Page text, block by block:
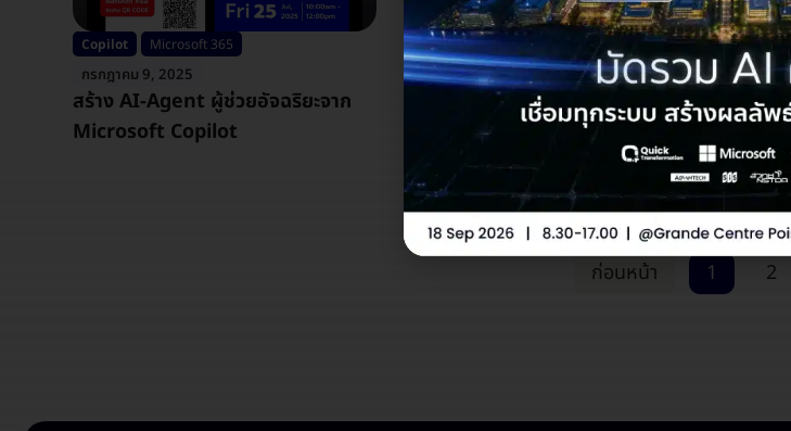
Copilot Microsoft 365
กรกฎาคม 9, 2025
สร้าง AI-Agent ผู้ช่วยอัจฉริยะจาก
Microsoft Copilot
Microsoft 365
มิถุนายน 30, 2025
SharePoint Agents คือ AI Agent
ผู้ช่วยที่รู้ใจทีมของคุณ
มีนา
อย่า
ก่อนหน้า 1 2